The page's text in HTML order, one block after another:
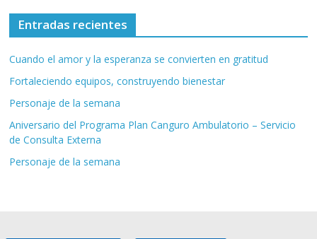
Entradas recientes
Cuando el amor y la esperanza se convierten en gratitud
Fortaleciendo equipos, construyendo bienestar
Personaje de la semana
Aniversario del Programa Plan Canguro Ambulatorio – Servicio
de Consulta Externa
Personaje de la semana